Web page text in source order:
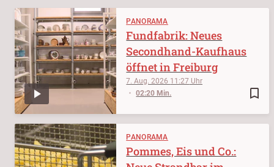
PANORAMA
bookmark_border
7. Aug. 2026 11:27
02:20 Min.
Fundfabrik: Neues
Secondhand-Kaufhaus
öffnet in Freiburg
PANORAMA
Pommes, Eis und Co.: